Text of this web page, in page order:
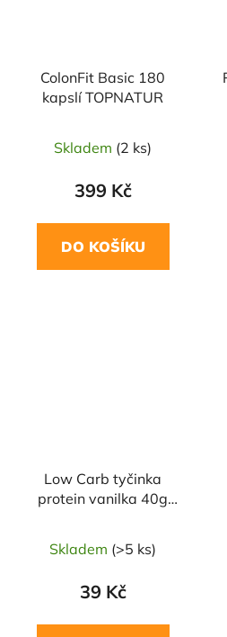
ColonFit Basic 180
kapslí TOPNATUR
Skladem (2 ks)
399 Kč
DO KOŠÍKU
Low Carb tyčinka
protein vanilka 40g
Skladem (>5 ks)
39 Kč